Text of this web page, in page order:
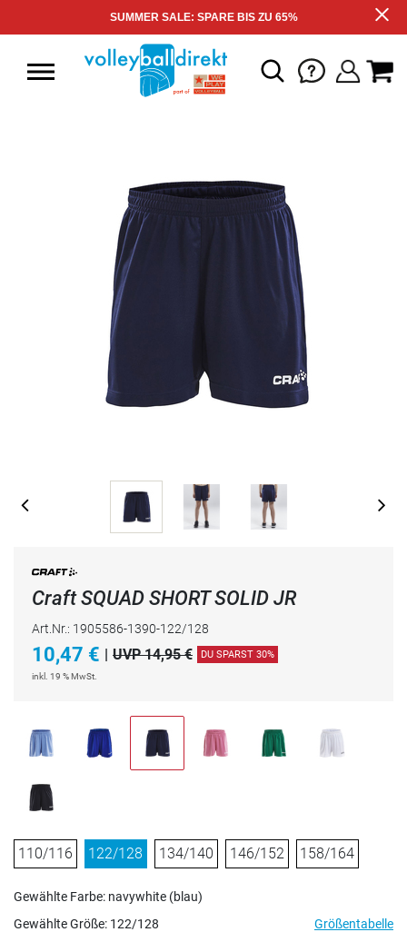
SUMMER SALE: SPARE BIS ZU 65%
Craft SQUAD SHORT SOLID JR
Art.Nr.: 1905586-1390-122/128
10,47 € | UVP 14,95 € DU SPARST 30%
inkl. 19 % MwSt.
110/116 122/128 134/140 146/152 158/164
Gewählte Farbe: navywhite (blau)
Gewählte Größe: 122/128 Größentabelle